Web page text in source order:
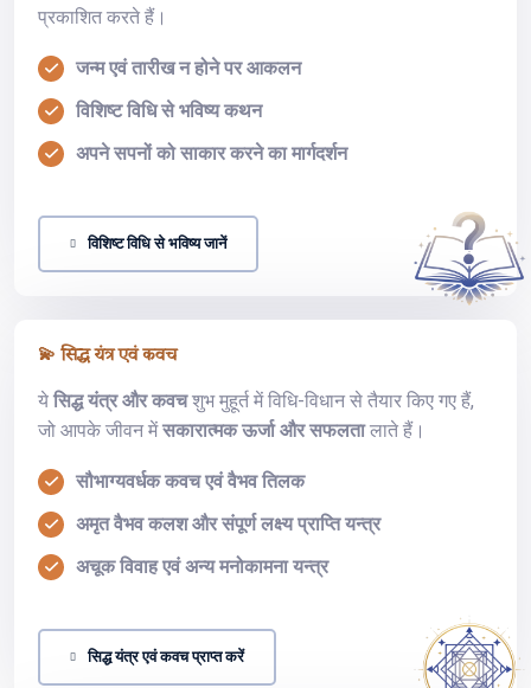
प्रकाशित करते हैं।
जन्म एवं तारीख न होने पर आकलन
विशिष्ट विधि से भविष्य कथन
अपने सपनों को साकार करने का मार्गदर्शन
विशिष्ट विधि से भविष्य जानें
💫 सिद्ध यंत्र एवं कवच
ये सिद्ध यंत्र और कवचशुभ मुहूर्त में विधि-विधान से तैयार किए गए हैं,
जो आपके जीवन मेंसकारात्मक ऊर्जा और सफलतालाते हैं।
सौभाग्यवर्धक कवच एवं वैभव तिलक
अमृत वैभव कलश और संपूर्ण लक्ष्य प्राप्ति यन्त्र
अचूक विवाह एवं अन्य मनोकामना यन्त्र
सिद्ध यंत्र एवं कवच प्राप्त करें